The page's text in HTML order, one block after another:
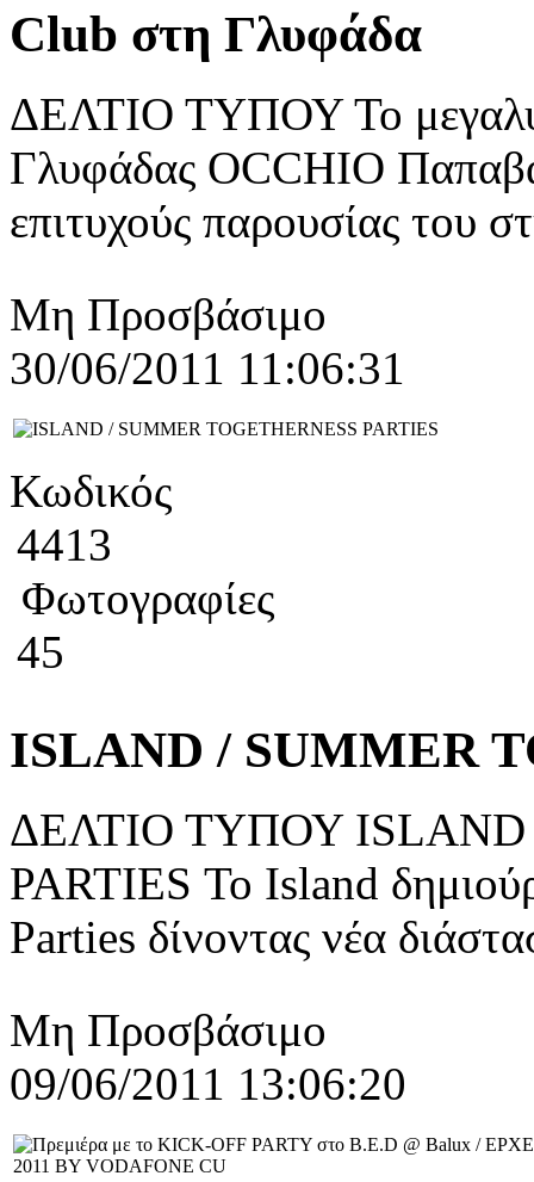
Club στη Γλυφάδα
ΔΕΛΤΙΟ ΤΥΠΟΥ Το
Γλυφάδας OCCHIO
επιτυχούς παρουσίας του
Μη Προσβάσιμο
30/06/2011 11:06:31
Κωδικός
4413
Φωτογραφίες
45
ISLAND / SUMMER
ΔΕΛΤΙΟ ΤΥΠΟΥ ISLAND
PARTIES Το Ιsland
Parties δίνοντας νέα
Μη Προσβάσιμο
09/06/2011 13:06:20